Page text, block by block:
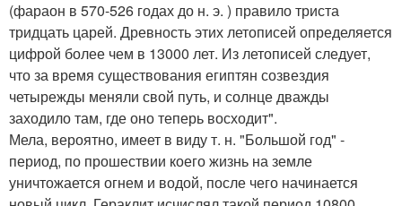
(фараон в 570-526 годах до н. э. ) правило триста
тридцать царей. Древность этих летописей определяется
цифрой более чем в 13000 лет. Из летописей следует,
что за время существования египтян созвездия
четырежды меняли свой путь, и солнце дважды
заходило там, где оно теперь восходит".
Мела, вероятно, имеет в виду т. н. "Большой год" -
период, по прошествии коего жизнь на земле
уничтожается огнем и водой, после чего начинается